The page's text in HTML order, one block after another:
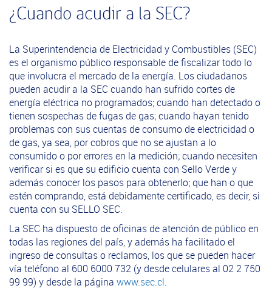
¿Cuando acudir a la SEC?
La Superintendencia de Electricidad y Combustibles (SEC)
es el organismo público responsable de fiscalizar todo lo
que involucra el mercado de la energía. Los ciudadanos
pueden acudir a la SEC cuando han sufrido cortes de
energía eléctrica no programados; cuando han detectado o
tienen sospechas de fugas de gas; cuando hayan tenido
problemas con sus cuentas de consumo de electricidad o
de gas, ya sea, por cobros que no se ajustan a lo
consumido o por errores en la medición; cuando necesiten
verificar si es que su edificio cuenta con Sello Verde y
además conocer los pasos para obtenerlo; que han o que
estén comprando, está debidamente certificado, es decir, si
cuenta con su SELLO SEC.
La SEC ha dispuesto de oficinas de atención de público en
todas las regiones del país, y además ha facilitado el
ingreso de consultas o reclamos, los que se pueden hacer
vía teléfono al 600 6000 732 (y desde celulares al 02 2 750
99 99) y desde la página www.sec.cl.